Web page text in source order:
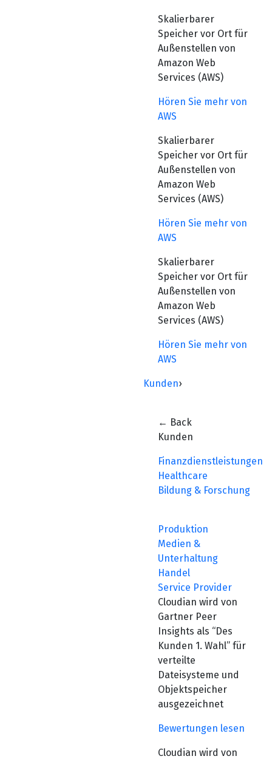
Skalierbarer
Speicher vor Ort für
Außenstellen von
Amazon Web
Services (AWS)
Hören Sie mehr von
AWS
Skalierbarer
Speicher vor Ort für
Außenstellen von
Amazon Web
Services (AWS)
Hören Sie mehr von
AWS
Skalierbarer
Speicher vor Ort für
Außenstellen von
Amazon Web
Services (AWS)
Hören Sie mehr von
AWS
Kunden›
← Back
Kunden
Finanzdienstleistungen
Healthcare
Bildung & Forschung
Produktion
Medien &
Unterhaltung
Handel
Service Provider
Cloudian wird von
Gartner Peer
Insights als “Des
Kunden 1. Wahl” für
verteilte
Dateisysteme und
Objektspeicher
ausgezeichnet
Bewertungen lesen
Cloudian wird von